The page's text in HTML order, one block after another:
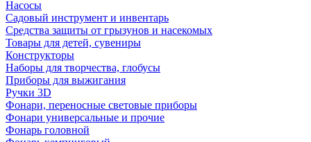
Насосы
Садовый инструмент и инвентарь
Средства защиты от грызунов и насекомых
Товары для детей, сувениры
Конструкторы
Наборы для творчества, глобусы
Приборы для выжигания
Ручки 3D
Фонари, переносные световые приборы
Фонари универсальные и прочие
Фонарь головной